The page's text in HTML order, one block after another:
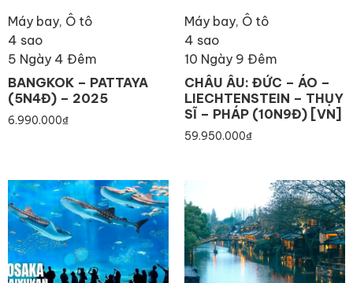
Máy bay, Ô tô
4 sao
5 Ngày 4 Đêm
BANGKOK – PATTAYA
(5N4Đ) – 2025
6.990.000₫
Máy bay, Ô tô
4 sao
10 Ngày 9 Đêm
CHÂU ÂU: ĐỨC – ÁO –
LIECHTENSTEIN – THỤY
SĨ – PHÁP (10N9Đ) [VN]
59.950.000₫